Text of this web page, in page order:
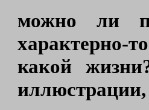
можно ли
какой